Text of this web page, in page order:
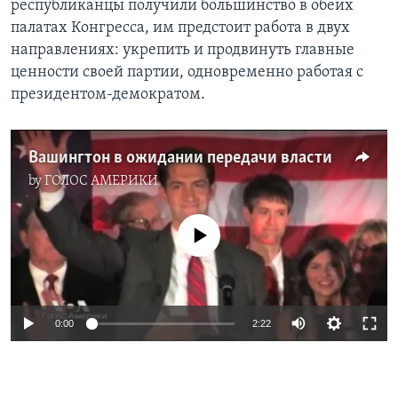
Learning English
СОЦИАЛЬНЫЕ СЕТИ
Языки
республиканцы получили большинство в обеих
палатах Конгресса, им предстоит работа в двух
направлениях: укрепить и продвинуть главные
ценности своей партии, одновременно работая с
президентом-демократом.
Вашингтон в ожидании передачи власти
byГОЛОС АМЕРИКИ
No media source currently available
0:00 2:22